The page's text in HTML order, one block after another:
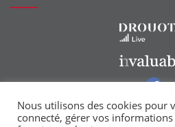
Vers notre groupe Facebook
Nous utilisons des cookies pour
connecté, gérer vos